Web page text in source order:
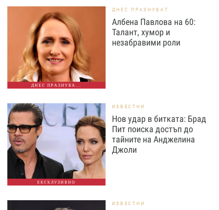
ДНЕС ПРАЗНУВА...
ДНЕС ПРАЗНУВАТ
Албена Павлова на 60:
Талант, хумор и
незабравими роли
ЕКСКЛУЗИВНО
ИЗВЕСТНИ
Нов удар в битката: Брад
Пит поиска достъп до
тайните на Анджелина
Джоли
ИЗВЕСТНИ